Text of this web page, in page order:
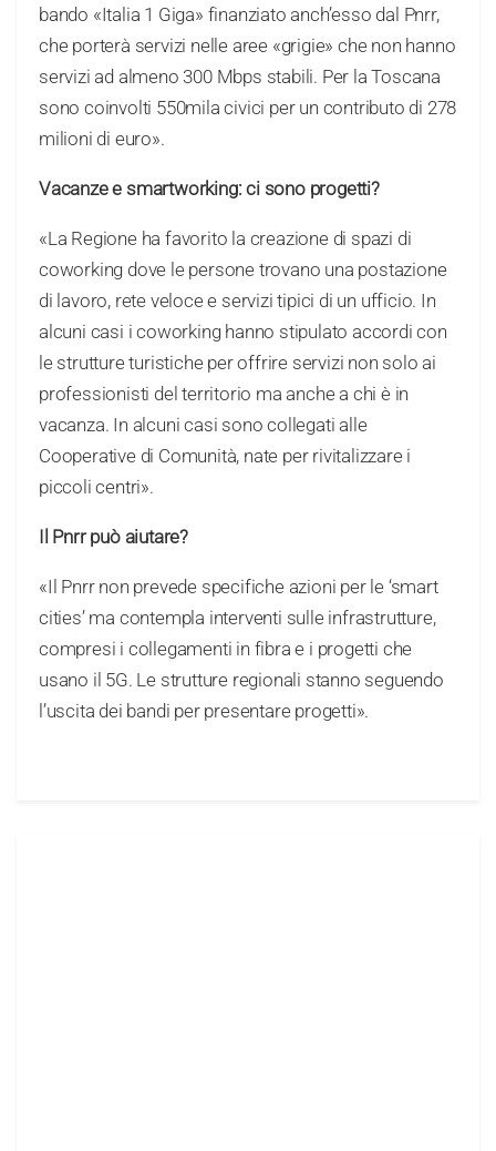
bando «Italia 1 Giga» finanziato anch’esso dal Pnrr,
che porterà servizi nelle aree «grigie» che non hanno
servizi ad almeno 300 Mbps stabili. Per la Toscana
sono coinvolti 550mila civici per un contributo di 278
milioni di euro».
Vacanze e smartworking: ci sono progetti?
«La Regione ha favorito la creazione di spazi di
coworking dove le persone trovano una postazione
di lavoro, rete veloce e servizi tipici di un ufficio. In
alcuni casi i coworking hanno stipulato accordi con
le strutture turistiche per offrire servizi non solo ai
professionisti del territorio ma anche a chi è in
vacanza. In alcuni casi sono collegati alle
Cooperative di Comunità, nate per rivitalizzare i
piccoli centri».
Il Pnrr può aiutare?
«Il Pnrr non prevede specifiche azioni per le ‘smart
cities’ ma contempla interventi sulle infrastrutture,
compresi i collegamenti in fibra e i progetti che
usano il 5G. Le strutture regionali stanno seguendo
l’uscita dei bandi per presentare progetti».